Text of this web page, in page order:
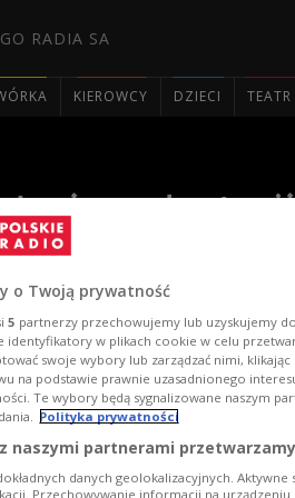
RADIA SA
KIEROWCY DZIECI TEATR
w
o Twoją prywatność
5 partnerzy przechowujemy lub uzyskujemy
identyfikatory w plikach cookie w celu
swoje wybory lub zarządzać nimi,
na podstawie prawnie uzasadnionego
Te wybory będą sygnalizowane naszym
Polityka prywatności
naszymi partnerami
danych geolokalizacyjnych.
Przechowywanie informacji na